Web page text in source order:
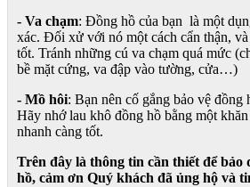
- Va chạm: Đồng hồ của bạn là một
xác. Đối xử với nó một cách cẩn thận,
tốt. Tránh những cú va chạm quá mức
bề mặt cứng, va đập vào tường, cửa…)
- Mồ hôi: Bạn nên cố gắng bảo vệ đồng
Hãy nhớ lau khô đồng hồ bằng một
nhanh càng tốt.
Trên đây là thông tin cần thiết để bảo
hồ, cảm ơn Quý khách đã ủng hộ và